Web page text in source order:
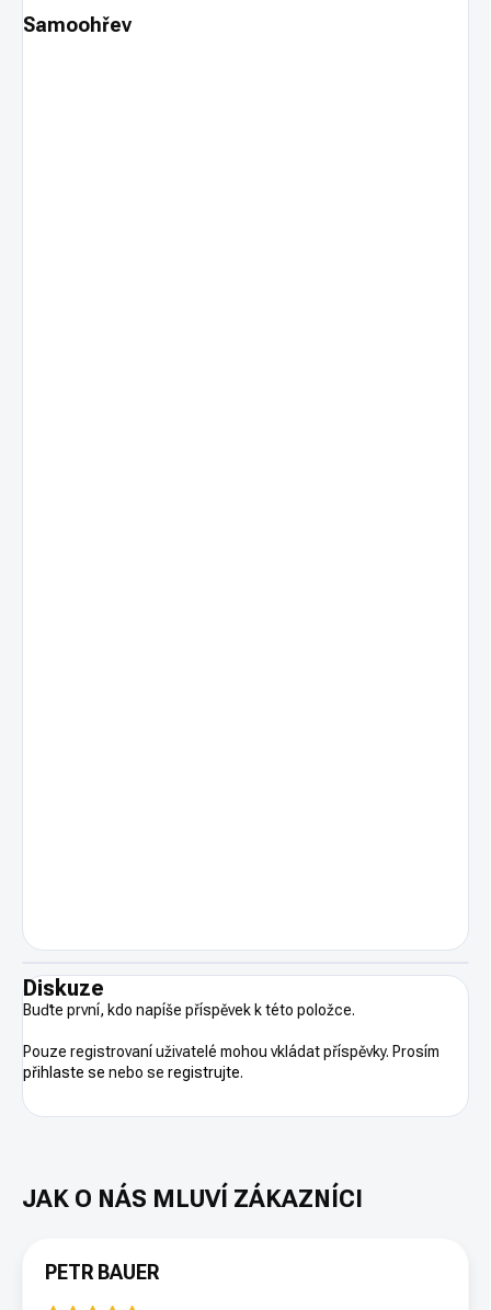
Samoohřev
Diskuze
Buďte první, kdo napíše příspěvek k této položce.
Pouze registrovaní uživatelé mohou vkládat příspěvky. Prosím
přihlaste se nebo se registrujte.
PETR BAUER